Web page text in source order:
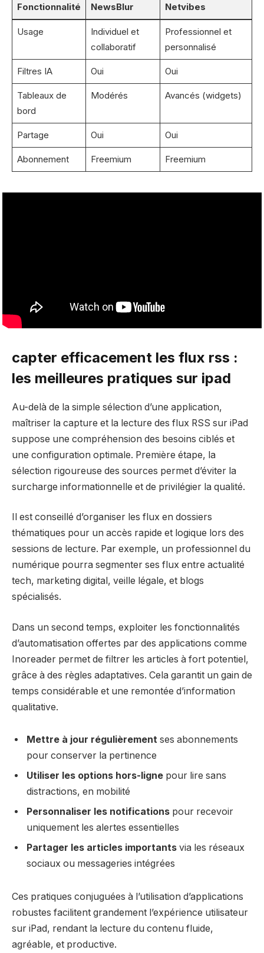
Fonctionnalité NewsBlur Netvibes
Usage
Individuel et
collaboratif
Professionnel et
personnalisé
Filtres IA Oui Oui
Tableaux de
bord
Modérés Avancés (widgets)
Partage Oui Oui
Abonnement Freemium Freemium
capter efficacement les flux rss :
les meilleures pratiques sur ipad
Au-delà de la simple sélection d’une application,
maîtriser la capture et la lecture des flux RSS sur iPad
suppose une compréhension des besoins ciblés et
une configuration optimale. Première étape, la
sélection rigoureuse des sources permet d’éviter la
surcharge informationnelle et de privilégier la qualité.
Il est conseillé d’organiser les flux en dossiers
thématiques pour un accès rapide et logique lors des
sessions de lecture. Par exemple, un professionnel du
numérique pourra segmenter ses flux entre actualité
tech, marketing digital, veille légale, et blogs
spécialisés.
Dans un second temps, exploiter les fonctionnalités
d’automatisation offertes par des applications comme
Inoreader permet de filtrer les articles à fort potentiel,
grâce à des règles adaptatives. Cela garantit un gain de
temps considérable et une remontée d’information
qualitative.
Mettre à jour régulièrement ses abonnements
pour conserver la pertinence
Utiliser les options hors-ligne pour lire sans
distractions, en mobilité
Personnaliser les notifications pour recevoir
uniquement les alertes essentielles
Partager les articles importants via les réseaux
sociaux ou messageries intégrées
Ces pratiques conjuguées à l’utilisation d’applications
robustes facilitent grandement l’expérience utilisateur
sur iPad, rendant la lecture du contenu fluide,
agréable, et productive.